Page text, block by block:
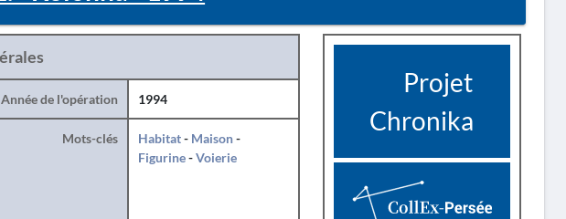
Année de l'opération 1994
Mots-clés Habitat- Maison-
Figurine-Voierie
Projet
Chronika